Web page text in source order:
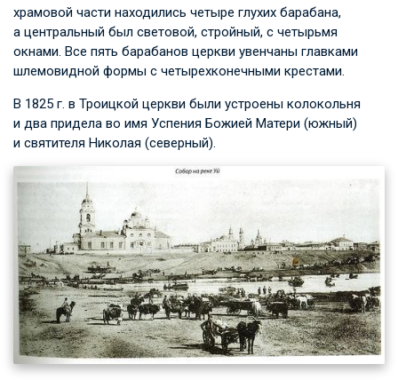
храмовой части находились четыре глухих барабана,
а центральный был световой, стройный, с четырьмя
окнами. Все пять барабанов церкви увенчаны главками
шлемовидной формы с четырехконечными крестами.
В 1825 г. в Троицкой церкви были устроены колокольня
и два придела во имя Успения Божией Матери (южный)
и святителя Николая (северный).